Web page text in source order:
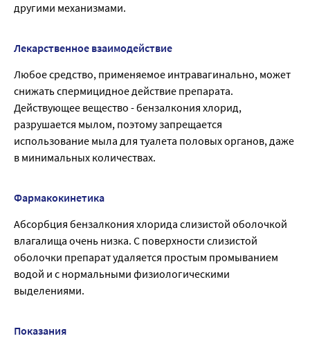
другими механизмами.
Лекарственное взаимодействие
Любое средство, применяемое интравагинально, может
снижать спермицидное действие препарата.
Действующее вещество - бензалкония хлорид,
разрушается мылом, поэтому запрещается
использование мыла для туалета половых органов, даже
в минимальных количествах.
Фармакокинетика
Абсорбция бензалкония хлорида слизистой оболочкой
влагалища очень низка. С поверхности слизистой
оболочки препарат удаляется простым промыванием
водой и с нормальными физиологическими
выделениями.
Показания